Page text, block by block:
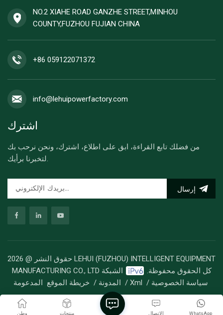
NO.2 XIAHE ROAD GANZHE STREET,MINHOU
COUNTY,FUZHOU FUJIAN CHINA
+86 059122071372
info@lehuipowerfactory.com
اشترك
من فضلك تابع القراءة، ابق على اطلاع، اشترك، ونحن نرحب بك
لتخبرنا برأيك.
إرسال
حقوق النشر @ 2026 LEHUI (FUZHOU) INTELLIGENT EQUIPMENT
MANUFACTURING CO., LTD كل الحقوق محفوظة.
الشبكة
خريطة الموقع / المدونة / Xml / سياسة الخصوصية
وطن منتجات WhatsApp الاتصال